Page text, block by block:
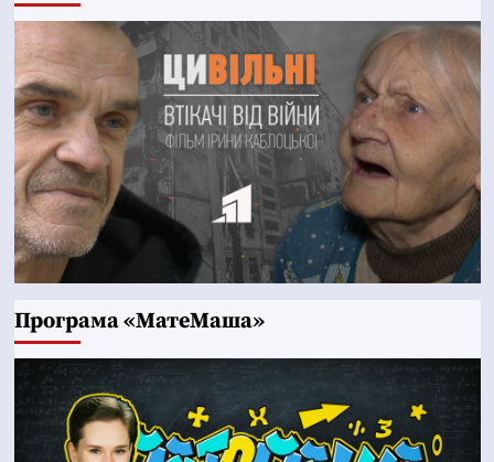
Програма «МатеМаша»